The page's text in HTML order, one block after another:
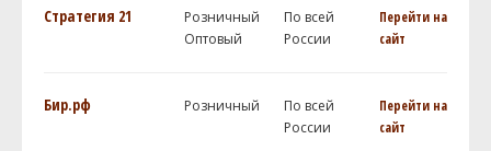
Стратегия 21
Розничный
Оптовый
По всей
России
Перейти на
сайт
Бир.рф Розничный
По всей
России
Перейти на
сайт